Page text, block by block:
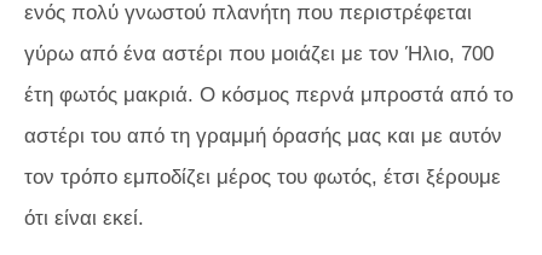
ενός πολύ γνωστού πλανήτη που περιστρέφεται
γύρω από ένα αστέρι που μοιάζει με τον Ήλιο, 700
έτη φωτός μακριά. Ο κόσμος περνά μπροστά από το
αστέρι του από τη γραμμή όρασής μας και με αυτόν
τον τρόπο εμποδίζει μέρος του φωτός, έτσι ξέρουμε
ότι είναι εκεί.